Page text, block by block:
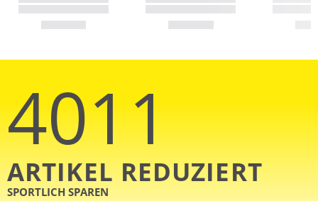
4011
ARTIKEL REDUZIERT
SPORTLICH SPAREN